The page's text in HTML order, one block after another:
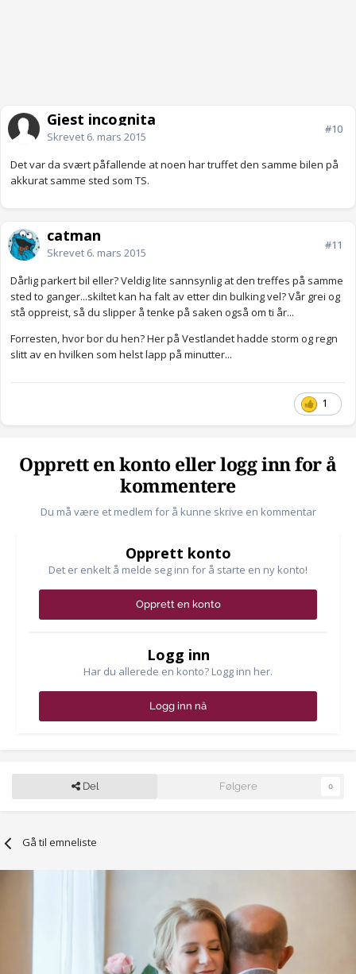
Gjest incognita
Skrevet 6. mars 2015
#10
Det var da svært påfallende at noen har truffet den samme bilen på
akkurat samme sted som TS.
catman
Skrevet 6. mars 2015
#11
Dårlig parkert bil eller? Veldig lite sannsynlig at den treffes på samme
sted to ganger...skiltet kan ha falt av etter din bulking vel? Vår grei og
stå oppreist, så du slipper å tenke på saken også om ti år...
Forresten, hvor bor du hen? Her på Vestlandet hadde storm og regn
slitt av en hvilken som helst lapp på minutter...
1
Opprett en konto eller logg inn for å
kommentere
Du må være et medlem for å kunne skrive en kommentar
Opprett konto
Det er enkelt å melde seg inn for å starte en ny konto!
Opprett en konto
Logg inn
Har du allerede en konto? Logg inn her.
Logg inn nå
Del Følgere 0
Gå til emneliste